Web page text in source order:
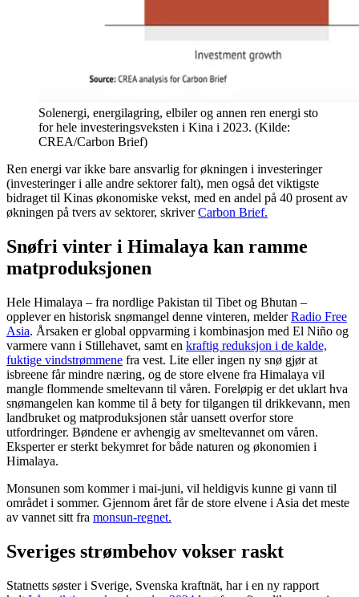
Solenergi, energilagring, elbiler og annen ren energi sto
for hele investeringsveksten i Kina i 2023. (Kilde:
CREA/Carbon Brief)
Ren energi var ikke bare ansvarlig for økningen i investeringer
(investeringer i alle andre sektorer falt), men også det viktigste
bidraget til Kinas økonomiske vekst, med en andel på 40 prosent av
økningen på tvers av sektorer, skriverCarbon Brief.
Snøfri vinter i Himalaya kan ramme
matproduksjonen
Hele Himalaya – fra nordlige Pakistan til Tibet og Bhutan –
opplever en historisk snømangel denne vinteren, melderRadio Free
Asia. Årsaken er global oppvarming i kombinasjon med El Niño og
varmere vann i Stillehavet, samt en kraftig reduksjon i de kalde,
fuktige vindstrømmene fra vest. Lite eller ingen ny snø gjør at
isbreene får mindre næring, og de store elvene fra Himalaya vil
mangle flommende smeltevann til våren. Foreløpig er det uklart hva
snømangelen kan komme til å bety for tilgangen til drikkevann, men
landbruket og matproduksjonen står uansett overfor store
utfordringer. Bøndene er avhengig av smeltevannet om våren.
Eksperter er sterkt bekymret for både naturen og økonomien i
Himalaya.
Monsunen som kommer i mai-juni, vil heldigvis kunne gi vann til
området i sommer. Gjennom året får de store elvene i Asia det meste
av vannet sitt fra monsun-regnet.
Sveriges strømbehov vokser raskt
Statnetts søster i Sverige, Svenska kraftnät, har i en ny rapport